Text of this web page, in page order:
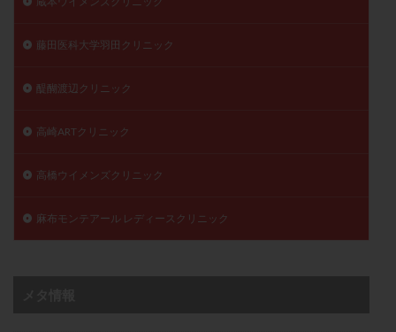
藤田医科大学羽田クリニック
醍醐渡辺クリニック
高崎ARTクリニック
高橋ウイメンズクリニック
麻布モンテアール レディースクリニック